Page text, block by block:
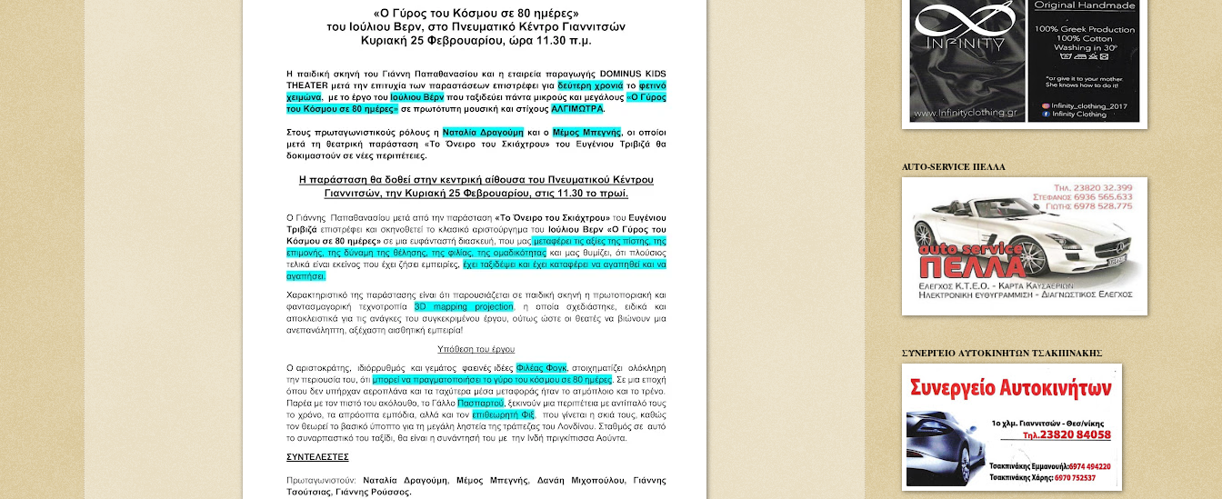
AUTO-SERVICE ΠΕΛΛΑ
ΣΥΝΕΡΓΕΙΟ ΑΥΤΟΚΙΝΗΤΩΝ ΤΣΑΚΠΙΝΑΚΗΣ